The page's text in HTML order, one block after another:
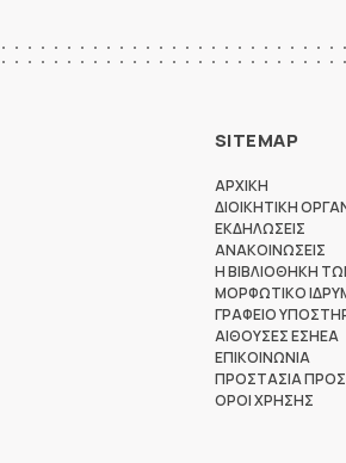
SITEMAP
ΑΡΧΙΚΗ
ΔΙΟΙΚΗΤΙΚΗ
ΕΚΔΗΛΩΣΕΙΣ
ΑΝΑΚΟΙΝΩΣΕΙΣ
Η ΒΙΒΛΙΟΘΗΚΗ
ΜΟΡΦΩΤΙΚΟ
ΓΡΑΦΕΙΟ
ΑΙΘΟΥΣΕΣ ΕΣΗΕΑ
ΕΠΙΚΟΙΝΩΝΙΑ
ΠΡΟΣΤΑΣΙΑ
ΟΡΟΙ ΧΡΗΣΗΣ